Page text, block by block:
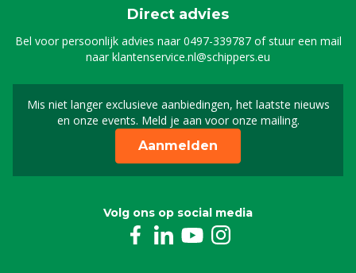
Wieldop rvs tbv sproeiwagen/scippy
8803717
8803718
Zwenkwiel 10 cm
8803725
Biggenkrat open, 60L
Direct advies
Bel voor persoonlijk advies naar0497-339787of stuur een mail
naarklantenservice.nl@schippers.eu
Mis niet langer exclusieve aanbiedingen, het laatste nieuws
en onze events. Meld je aan voor onze mailing.
Schrijf je in voor onze
Aanmelden
Volg ons op social media